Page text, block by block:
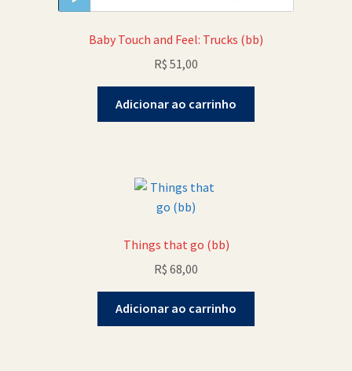
Baby Touch and Feel: Trucks (bb)
R$ 51,00
Adicionar ao carrinho
Things that go (bb)
R$ 68,00
Adicionar ao carrinho